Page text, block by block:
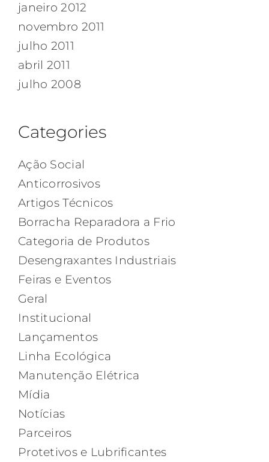
janeiro 2012
novembro 2011
julho 2011
abril 2011
julho 2008
Categories
Ação Social
Anticorrosivos
Artigos Técnicos
Borracha Reparadora a Frio
Categoria de Produtos
Desengraxantes Industriais
Feiras e Eventos
Geral
Institucional
Lançamentos
Linha Ecológica
Manutenção Elétrica
Mídia
Notícias
Parceiros
Protetivos e Lubrificantes